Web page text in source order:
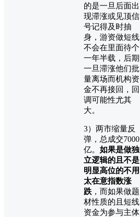
的是一旦后面出
现滞涨或见顶信
号记得及时抽
身，游资做短线
不会在里面待个
一年半载，后期
一旦滞涨他们批
量离场而机构资
金不再接回，回
调可能性尤其
大。
3）两市缩量反
弹，总成交7000
亿。 如果是做独
立逻辑的且不是
明显高位的不用
太在意指数涨
跌 ，而如果做题
材性质的且短线
资金为参与主体